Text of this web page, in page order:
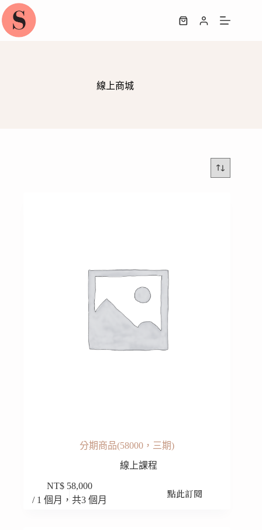
跳
至
主
購
線上商城
分期商品(58000，三期)
線上課程
NT$58,000
/ 1 個月，共3 個月
點此訂閱